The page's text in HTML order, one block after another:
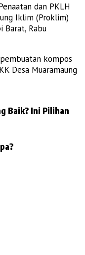
dan PKLH
Iklim (Proklim)
Barat, Rabu
kompos
Desa Muaramaung
Baik? Ini Pilihan